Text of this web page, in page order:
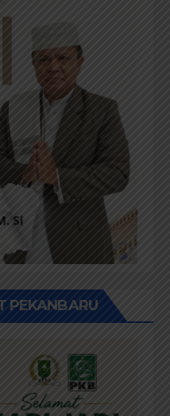
PEKANBARU